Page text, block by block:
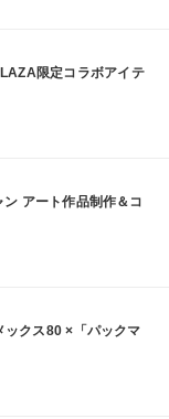
限定コラボアイテ
ン アート作品制作＆コ
クス80 ×「パックマ